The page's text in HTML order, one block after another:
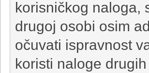
korisničkog naloga,
drugoj osobi osim
očuvati ispravnost
koristi naloge